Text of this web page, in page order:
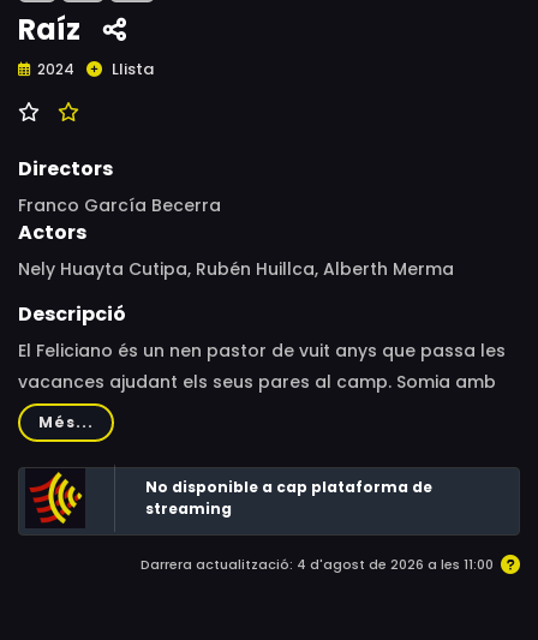
Raíz
2024 Llista
Directors
Franco García Becerra
Actors
Nely Huayta Cutipa, Rubén Huillca, Alberth Merma
Descripció
El Feliciano és un nen pastor de vuit anys que passa les
vacances ajudant els seus pares al camp. Somia amb
veure la selecció de futbol del Perú jugant al Mundial de
Rússia del 2018. El joc i la seva passió pel futbol són els
motors del seu dia a dia, juntament amb dos animals
“de companyia”: el gos Rambo i l'alpaca Ronaldo. Un
apropament a la quotidianitat del món andí des de la
mirada d'un nen quítxua.
Més...
No disponible a cap plataforma de
streaming
Darrera actualització: 4 d'agost de 2026 a les 11:00